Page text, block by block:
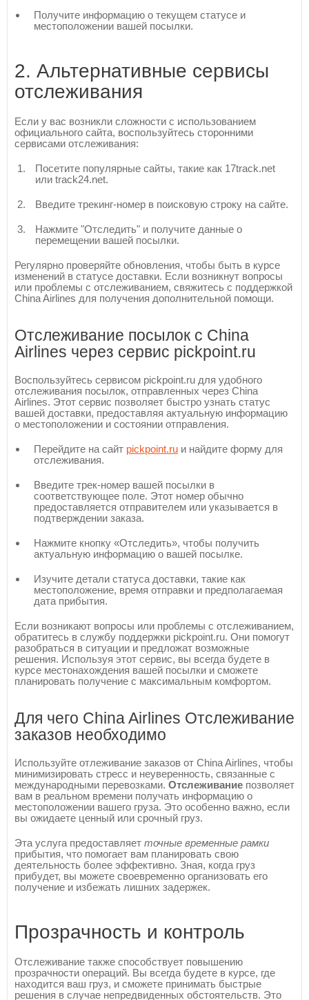
Получите информацию о текущем статусе и
местоположении вашей посылки.
2. Альтернативные сервисы
отслеживания
Если у вас возникли сложности с использованием
официального сайта, воспользуйтесь сторонними
сервисами отслеживания:
Посетите популярные сайты, такие как 17track.net
или track24.net.
Введите трекинг-номер в поисковую строку на сайте.
Нажмите "Отследить" и получите данные о
перемещении вашей посылки.
Регулярно проверяйте обновления, чтобы быть в курсе
изменений в статусе доставки. Если возникнут вопросы
или проблемы с отслеживанием, свяжитесь с поддержкой
China Airlines для получения дополнительной помощи.
Отслеживание посылок с China
Airlines через сервис pickpoint.ru
Воспользуйтесь сервисом pickpoint.ru для удобного
отслеживания посылок, отправленных через China
Airlines. Этот сервис позволяет быстро узнать статус
вашей доставки, предоставляя актуальную информацию
о местоположении и состоянии отправления.
Перейдите на сайт pickpoint.ru и найдите форму для
отслеживания.
Введите трек-номер вашей посылки в
соответствующее поле. Этот номер обычно
предоставляется отправителем или указывается в
подтверждении заказа.
Нажмите кнопку «Отследить», чтобы получить
актуальную информацию о вашей посылке.
Изучите детали статуса доставки, такие как
местоположение, время отправки и предполагаемая
дата прибытия.
Если возникают вопросы или проблемы с отслеживанием,
обратитесь в службу поддержки pickpoint.ru. Они помогут
разобраться в ситуации и предложат возможные
решения. Используя этот сервис, вы всегда будете в
курсе местонахождения вашей посылки и сможете
планировать получение с максимальным комфортом.
Для чего China Airlines Отслеживание
заказов необходимо
Используйте отлеживание заказов от China Airlines, чтобы
минимизировать стресс и неуверенность, связанные с
международными перевозками. Отслеживание позволяет
вам в реальном времени получать информацию о
местоположении вашего груза. Это особенно важно, если
вы ожидаете ценный или срочный груз.
Эта услуга предоставляет точные временные рамки
прибытия, что помогает вам планировать свою
деятельность более эффективно. Зная, когда груз
прибудет, вы можете своевременно организовать его
получение и избежать лишних задержек.
Прозрачность и контроль
Отслеживание также способствует повышению
прозрачности операций. Вы всегда будете в курсе, где
находится ваш груз, и сможете принимать быстрые
решения в случае непредвиденных обстоятельств. Это